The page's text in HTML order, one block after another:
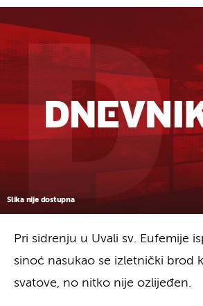
Slika nije dostupna
Pri sidrenju u Uvali sv. Eufemije
sinoć nasukao se izletnički brod
svatove, no nitko nije ozlijeđen.